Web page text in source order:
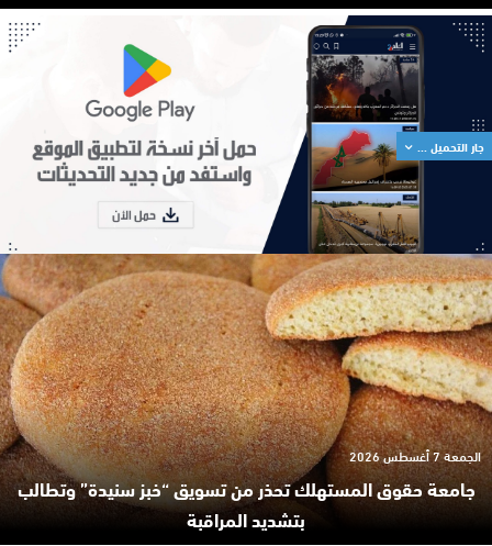
جامعة حقوق المستهلك تحذر من تسويق “خبز سنيدة” وتطالب
بتشديد المراقبة
الجمعة 7 أغسطس 2026
جار التحميل ...